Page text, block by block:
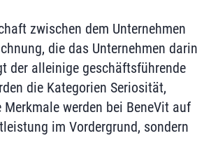
zwischen dem Unternehmen
die das Unternehmen darin
der alleinige geschäftsführende
die Kategorien Seriosität,
werden bei BeneVit auf
im Vordergrund, sondern